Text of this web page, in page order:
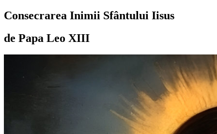
Consecrarea Inimii Sfântului Iisus
de Papa Leo XIII